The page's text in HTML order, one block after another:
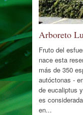
Arboreto
Fruto del
nace esta
más de 350
autóctonas -
de eucaliptus
es
en...